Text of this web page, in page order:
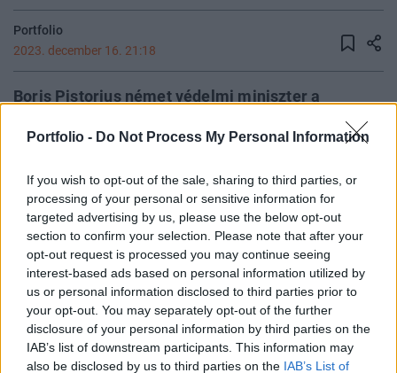
Portfolio - Do Not Process My Personal Information
If you wish to opt-out of the sale, sharing to third parties, or
processing of your personal or sensitive information for
targeted advertising by us, please use the below opt-out
section to confirm your selection. Please note that after your
opt-out request is processed you may continue seeing
interest-based ads based on personal information utilized by
us or personal information disclosed to third parties prior to
your opt-out. You may separately opt-out of the further
disclosure of your personal information by third parties on the
IAB’s list of downstream participants. This information may
also be disclosed by us to third parties on the IAB’s List of
Portfolio
2023. december 16. 21:18
Boris Pistorius német védelmi miniszter a
Bundeswehrben meglévő emberhiány miatt azt
vizsgálja, milyen modellben lehetne visszahozni a
Tagesschau.de.
A Welt am Sonntagnak nyilatkozva Pistorius a svédeknél
használatos modellt nevezte meg az egyik lehetséges
modellként. Svédországban minden fiatal férfit és nőt
katonai vizsgálatnak vetnek alá, egy kiválasztott részük
pedig elvégzi a katonai alapkiképzést. A sorkötelezettséget
2011-ben, 55 év után vezette ki Németország. A védelmi
miniszter hivatalba lépését követően...